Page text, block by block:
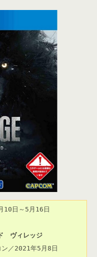
10日～5月16日
　ヴィレッジ
ン／2021年5月8日